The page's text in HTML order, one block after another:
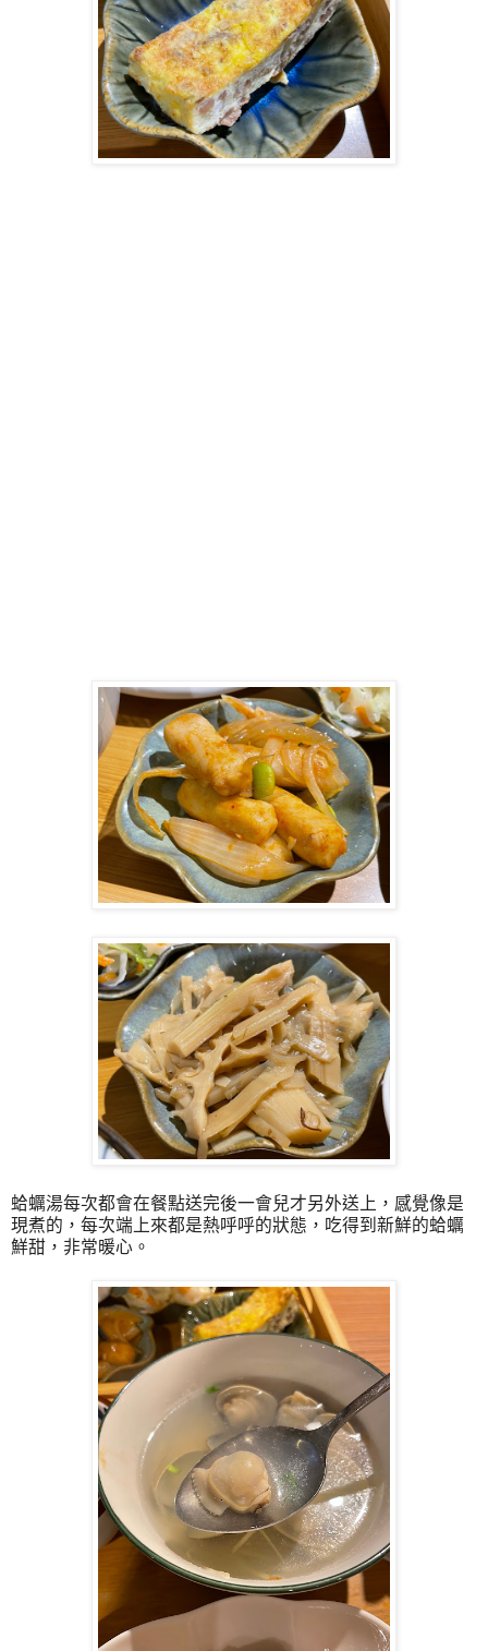
蛤蠣湯每次都會在餐點送完後一會兒才另外送上，感覺像是
現煮的，每次端上來都是熱呼呼的狀態，吃得到新鮮的蛤蠣
鮮甜， 非常暖心。